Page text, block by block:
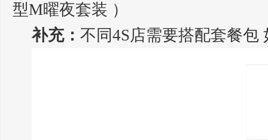
型M曜夜套装 ）
补充： 不同4S店需要搭配套餐包